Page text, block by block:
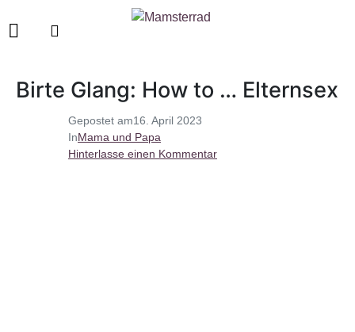
Gepostet am16. April 2023
InMama und Papa
Hinterlasse einen Kommentar
Birte Glang: How to … Elternsex